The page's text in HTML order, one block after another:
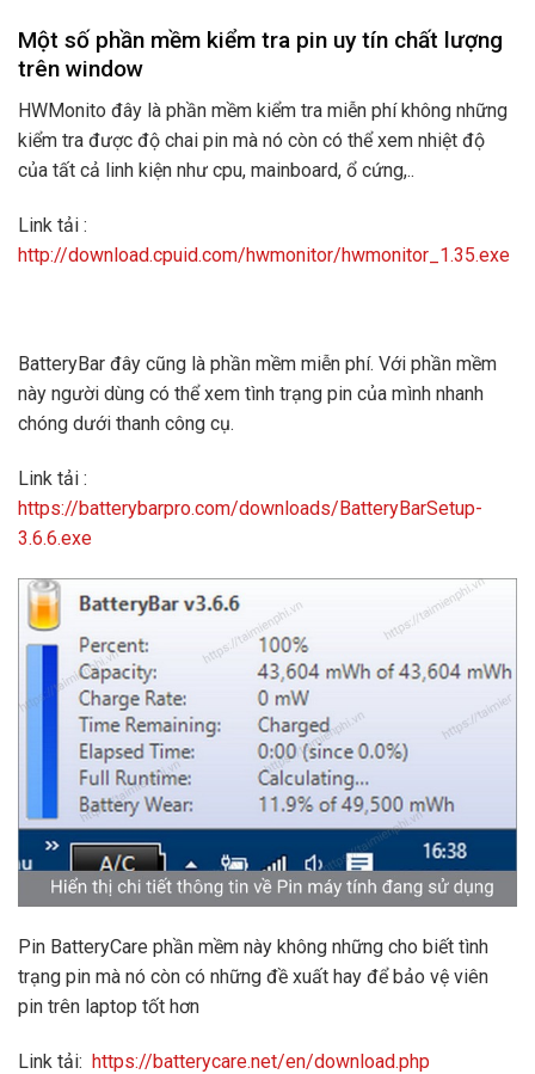
Một số phần mềm kiểm tra pin uy tín chất lượng
trên window
HWMonito đây là phần mềm kiểm tra miễn phí không những
kiểm tra được độ chai pin mà nó còn có thể xem nhiệt độ
của tất cả linh kiện như cpu, mainboard, ổ cứng,..
Link tải :
http://download.cpuid.com/hwmonitor/hwmonitor_1.35.exe
BatteryBar đây cũng là phần mềm miễn phí. Với phần mềm
này người dùng có thể xem tình trạng pin của mình nhanh
chóng dưới thanh công cụ.
Link tải :
https://batterybarpro.com/downloads/BatteryBarSetup-
3.6.6.exe
Pin BatteryCare phần mềm này không những cho biết tình
trạng pin mà nó còn có những đề xuất hay để bảo vệ viên
pin trên laptop tốt hơn
Link tải: https://batterycare.net/en/download.php